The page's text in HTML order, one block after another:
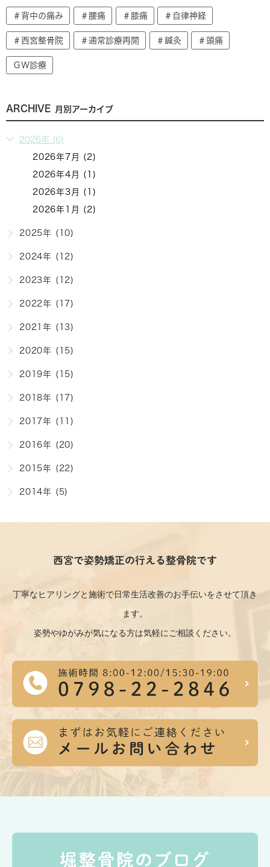
＃背中の痛み ＃腰痛 ＃膝痛 ＃自律神経
＃西宮整骨院 ＃通常診療再開 ＃鍼灸 ＃頭痛
ＧＷ診療
ARCHIVE 月別アーカイブ
2026年 (6)
2026年7月 (2)
2026年4月 (1)
2026年3月 (1)
2026年1月 (2)
2025年 (10)
2024年 (12)
2023年 (12)
2022年 (17)
2021年 (13)
2020年 (15)
2019年 (15)
2018年 (17)
2017年 (11)
2016年 (20)
2015年 (22)
2014年 (5)
西宮で姿勢矯正の行える整骨院です
丁寧なヒアリングと施術で日常生活改善のお手伝いをさせて頂き
ます。
姿勢やゆがみが気になる方は気軽にご相談ください。